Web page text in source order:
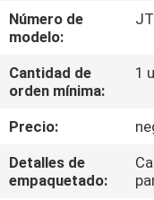
VIAJE
DE
LA
CONTROL
Número de
modelo:
Cantidad de
orden mínima:
1
Precio:
Detalles de
empaquetado: